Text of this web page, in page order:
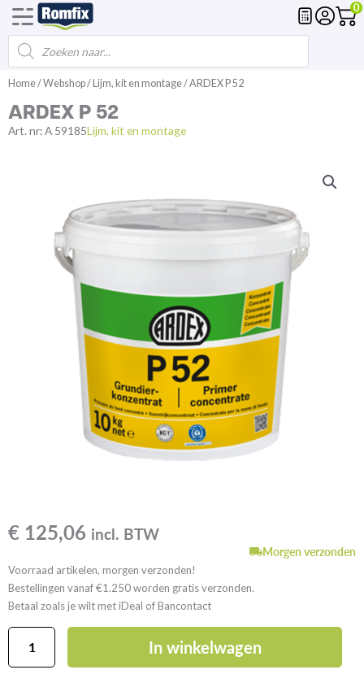
Spring
naar
de
inhoud
0
Products
searchVoegmortel
Home/Webshop/Lijm, kit en montage/ ARDEX P 52
ARDEX P 52
Art. nr:A 59185Lijm, kit en montage
€ 125,06 incl. BTW
Morgen verzonden
Voorraad artikelen, morgen verzonden!
Bestellingen vanaf €1.250 worden gratis verzonden.
Betaal zoals je wilt met iDeal of Bancontact
ARDEX
52
In winkelwagen